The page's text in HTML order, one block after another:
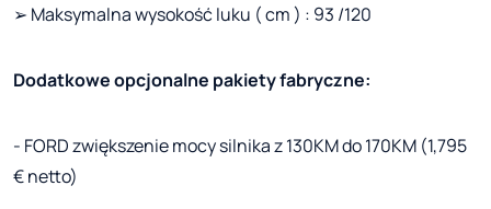
➢ Maksymalna wysokość luku ( cm ) : 93 /120
Dodatkowe opcjonalne pakiety fabryczne:
- FORD zwiększenie mocy silnika z 130KM do 170KM (1,795
€ netto)